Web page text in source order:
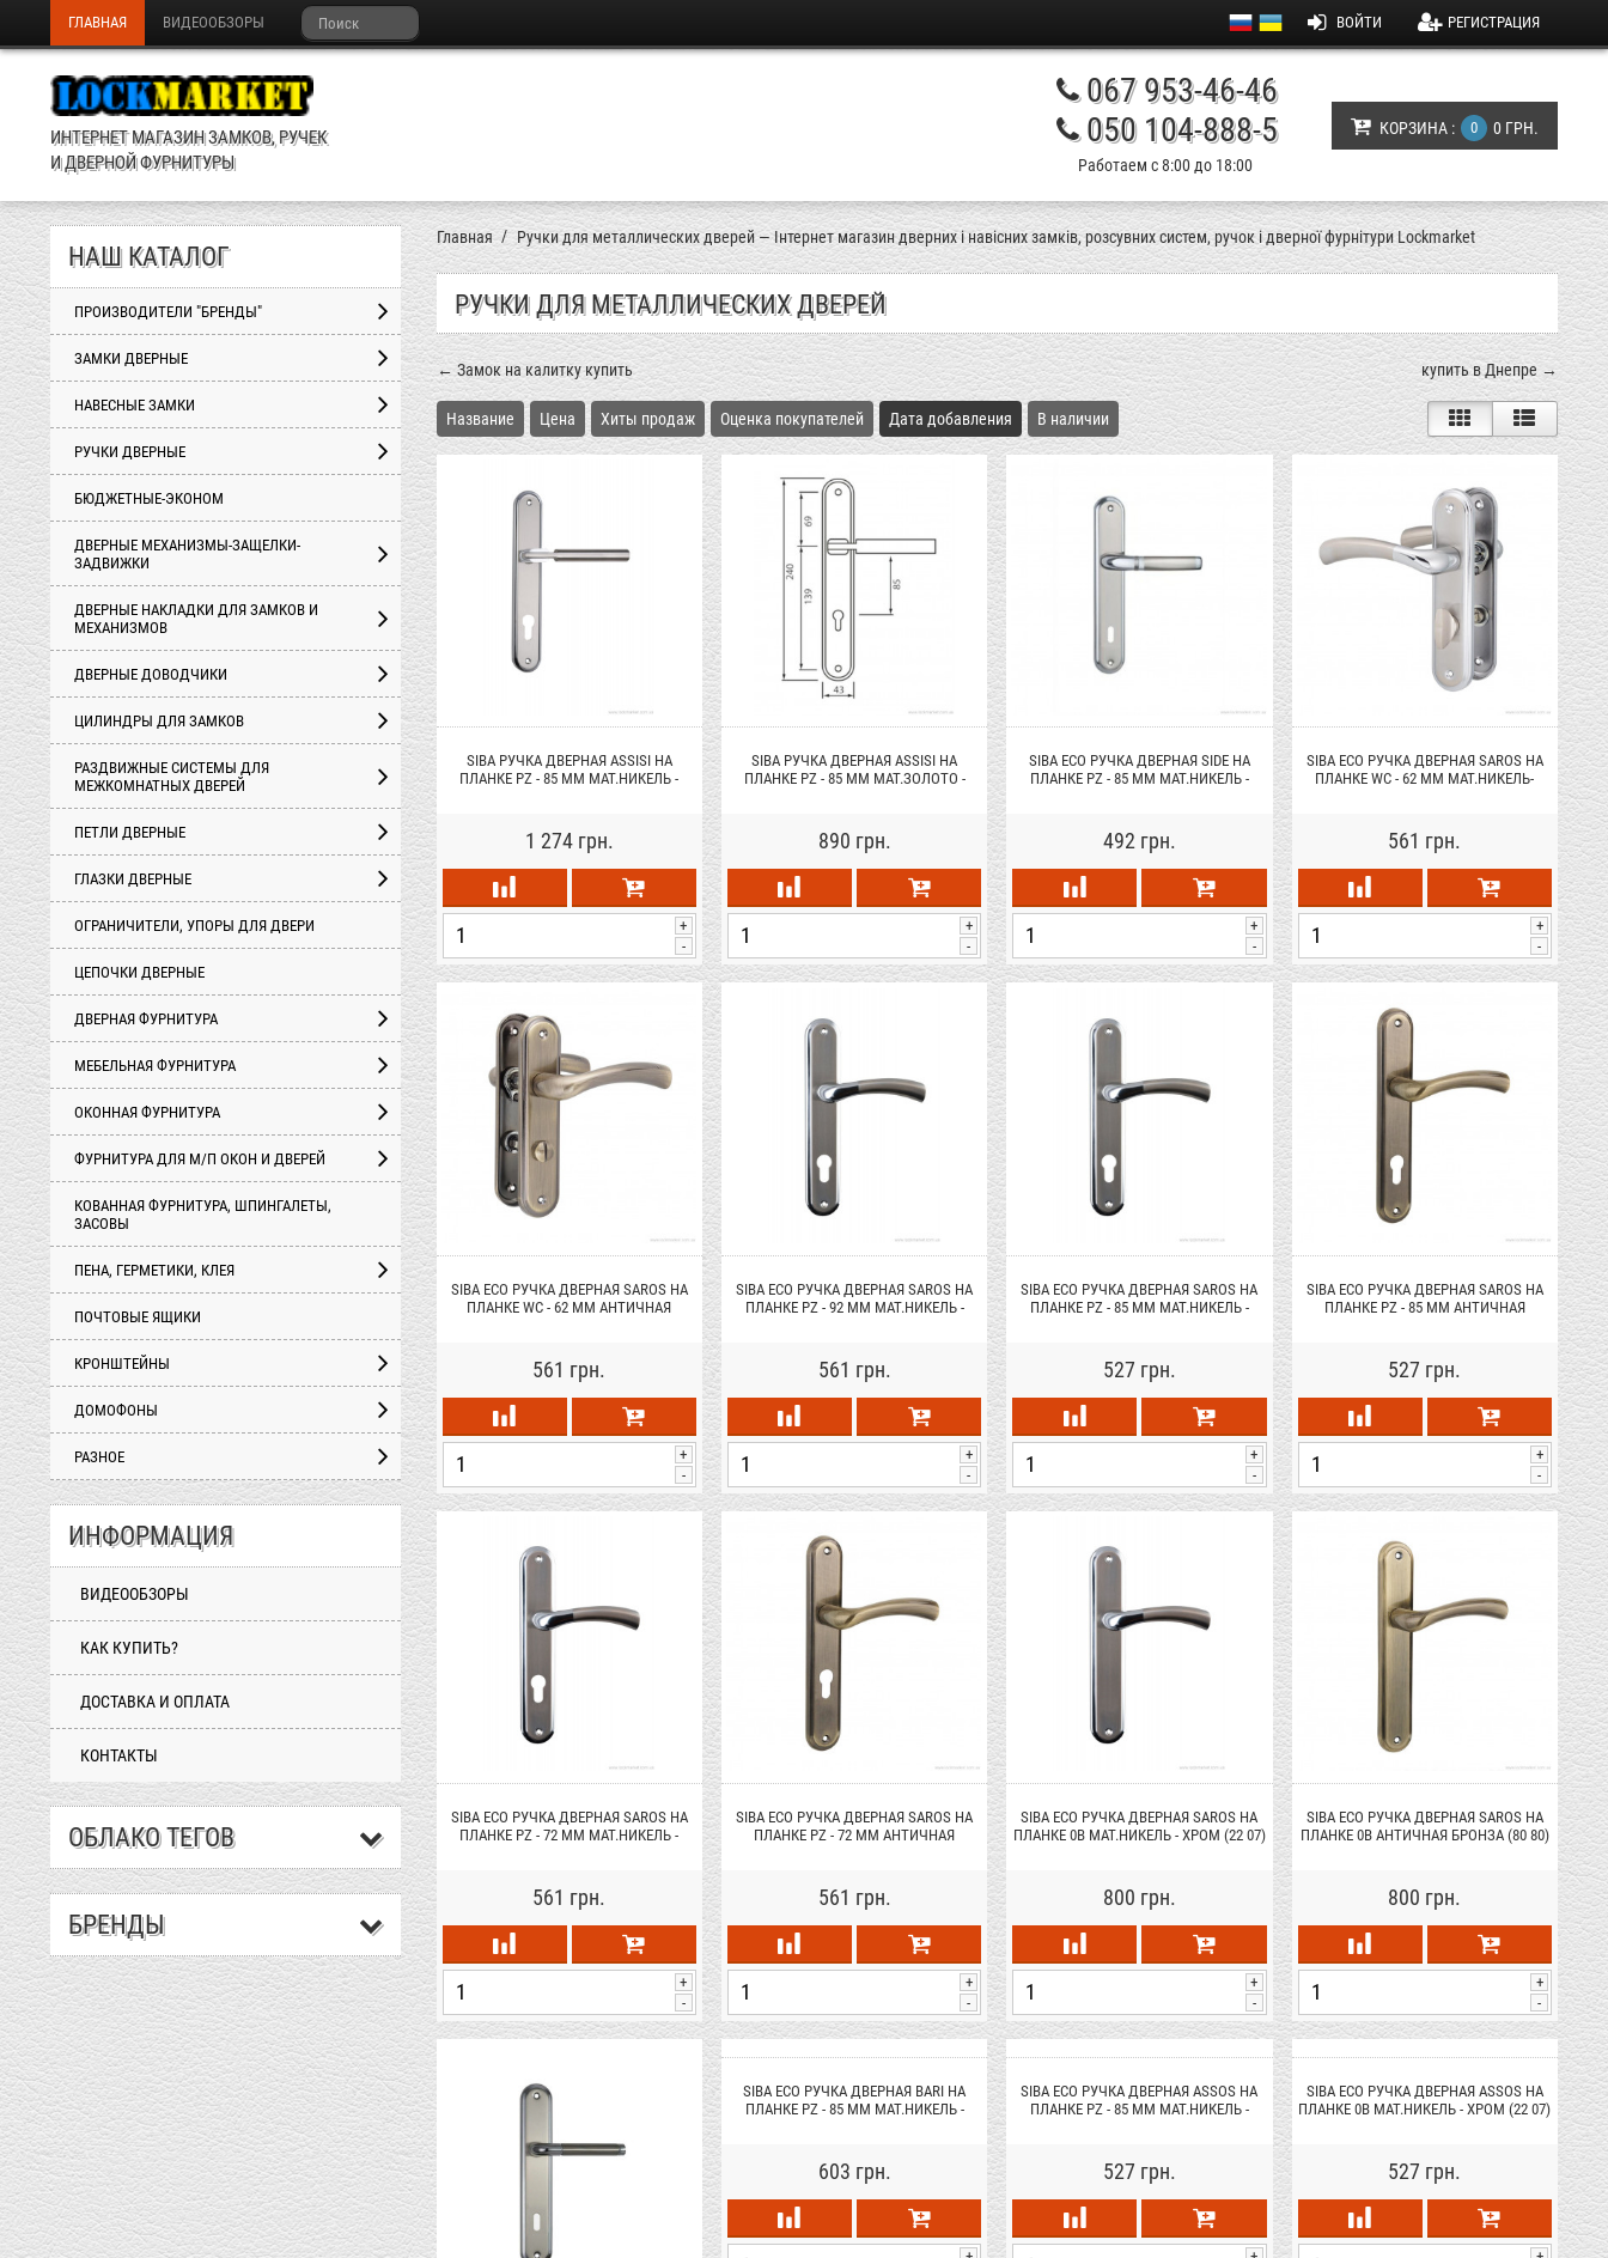
ИНТЕРНЕТ МАГАЗИН ЗАМКОВ, РУЧЕК
И ДВЕРНОЙ ФУРНИТУРЫ
067 953-46-46
050 104-888-5
Работаем с 8:00 до 18:00
КОРЗИНА : 0 0 ГРН.
НАШ КАТАЛОГ
ПРОИЗВОДИТЕЛИ "БРЕНДЫ"
ЗАМКИ ДВЕРНЫЕ
НАВЕСНЫЕ ЗАМКИ
РУЧКИ ДВЕРНЫЕ
БЮДЖЕТНЫЕ-ЭКОНОМ
ДВЕРНЫЕ МЕХАНИЗМЫ-ЗАЩЕЛКИ-
ЗАДВИЖКИ
ДВЕРНЫЕ НАКЛАДКИ ДЛЯ ЗАМКОВ И
МЕХАНИЗМОВ
ДВЕРНЫЕ ДОВОДЧИКИ
ЦИЛИНДРЫ ДЛЯ ЗАМКОВ
РАЗДВИЖНЫЕ СИСТЕМЫ ДЛЯ
МЕЖКОМНАТНЫХ ДВЕРЕЙ
ПЕТЛИ ДВЕРНЫЕ
ГЛАЗКИ ДВЕРНЫЕ
ОГРАНИЧИТЕЛИ, УПОРЫ ДЛЯ ДВЕРИ
ЦЕПОЧКИ ДВЕРНЫЕ
ДВЕРНАЯ ФУРНИТУРА
МЕБЕЛЬНАЯ ФУРНИТУРА
ОКОННАЯ ФУРНИТУРА
ФУРНИТУРА ДЛЯ М/П ОКОН И ДВЕРЕЙ
КОВАННАЯ ФУРНИТУРА, ШПИНГАЛЕТЫ,
ЗАСОВЫ
ПЕНА, ГЕРМЕТИКИ, КЛЕЯ
ПОЧТОВЫЕ ЯЩИКИ
КРОНШТЕЙНЫ
ДОМОФОНЫ
РАЗНОЕ
ИНФОРМАЦИЯ
ВИДЕООБЗОРЫ
КАК КУПИТЬ?
ДОСТАВКА И ОПЛАТА
КОНТАКТЫ
ОБЛАКО ТЕГОВ
БРЕНДЫ
Главная Ручки для металлических дверей — Інтернет магазин дверних і навісних замків, розсувних систем, ручок і дверної фурнітури Lockmarket
РУЧКИ ДЛЯ МЕТАЛЛИЧЕСКИХ ДВЕРЕЙ
купить в Днепре →
← Замок на калитку купить
Название Цена Хиты продаж Оценка покупателей Дата добавления В наличии
SIBA РУЧКА ДВЕРНАЯ ASSISI НА
ПЛАНКЕ PZ - 85 ММ МАТ.НИКЕЛЬ -
1 274 грн.
-
+
SIBA РУЧКА ДВЕРНАЯ ASSISI НА
ПЛАНКЕ PZ - 85 ММ МАТ.ЗОЛОТО -
890 грн.
-
+
SIBA ECO РУЧКА ДВЕРНАЯ SIDE НА
ПЛАНКЕ PZ - 85 ММ МАТ.НИКЕЛЬ -
492 грн.
-
+
SIBA ECO РУЧКА ДВЕРНАЯ SAROS НА
ПЛАНКЕ WC - 62 ММ МАТ.НИКЕЛЬ-
561 грн.
-
+
SIBA ECO РУЧКА ДВЕРНАЯ SAROS НА
ПЛАНКЕ WC - 62 ММ АНТИЧНАЯ
561 грн.
-
+
SIBA ECO РУЧКА ДВЕРНАЯ SAROS НА
ПЛАНКЕ PZ - 92 ММ МАТ.НИКЕЛЬ -
561 грн.
-
+
SIBA ECO РУЧКА ДВЕРНАЯ SAROS НА
ПЛАНКЕ PZ - 85 ММ МАТ.НИКЕЛЬ -
527 грн.
-
+
SIBA ECO РУЧКА ДВЕРНАЯ SAROS НА
ПЛАНКЕ PZ - 85 ММ АНТИЧНАЯ
527 грн.
-
+
SIBA ECO РУЧКА ДВЕРНАЯ SAROS НА
ПЛАНКЕ PZ - 72 ММ МАТ.НИКЕЛЬ -
561 грн.
-
+
SIBA ECO РУЧКА ДВЕРНАЯ SAROS НА
ПЛАНКЕ PZ - 72 ММ АНТИЧНАЯ
561 грн.
-
+
SIBA ECO РУЧКА ДВЕРНАЯ SAROS НА
ПЛАНКЕ 0B МАТ.НИКЕЛЬ - ХРОМ (22 07)
800 грн.
-
+
SIBA ECO РУЧКА ДВЕРНАЯ SAROS НА
ПЛАНКЕ 0B АНТИЧНАЯ БРОНЗА (80 80)
800 грн.
-
+
SIBA ECO РУЧКА ДВЕРНАЯ BARI НА
ПЛАНКЕ PZ - 85 ММ МАТ.НИКЕЛЬ -
603 грн.
SIBA ECO РУЧКА ДВЕРНАЯ ASSOS НА
ПЛАНКЕ PZ - 85 ММ МАТ.НИКЕЛЬ -
527 грн.
SIBA ECO РУЧКА ДВЕРНАЯ ASSOS НА
ПЛАНКЕ 0B МАТ.НИКЕЛЬ - ХРОМ (22 07)
527 грн.
ГЛАВНАЯ ВИДЕООБЗОРЫ ВОЙТИ РЕГИСТРАЦИЯ